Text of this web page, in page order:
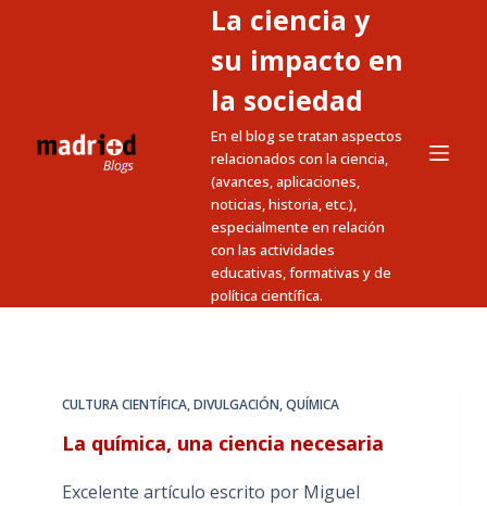
n
La ciencia y
su impacto en
la sociedad
En el blog se tratan aspectos
relacionados con la ciencia,
(avances, aplicaciones,
noticias, historia, etc.),
especialmente en relación
con las actividades
educativas, formativas y de
política científica.
CULTURA CIENTÍFICA,DIVULGACIÓN,QUÍMICA
La química, una ciencia necesaria
Excelente artículo escrito por Miguel